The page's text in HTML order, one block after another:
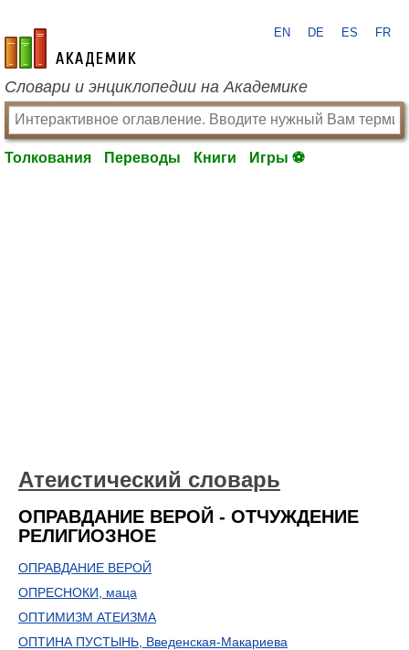
academic.ru
EN DE ES FR
Словари и энциклопедии на Академике
Толкования Переводы Книги Игры ⚽
Атеистический словарь
ОПРАВДАНИЕ ВЕРОЙ - ОТЧУЖДЕНИЕ
РЕЛИГИОЗНОЕ
ОПРАВДАНИЕ ВЕРОЙ
ОПРЕСНОКИ, маца
ОПТИМИЗМ АТЕИЗМА
ОПТИНА ПУСТЫНЬ, Введенская-Макариева